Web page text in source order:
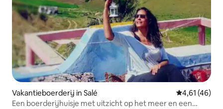
Vakantieboerderij in Salé Gemiddelde
4,61 (46)
Een boerderijhuisje met uitzicht op het meer en een